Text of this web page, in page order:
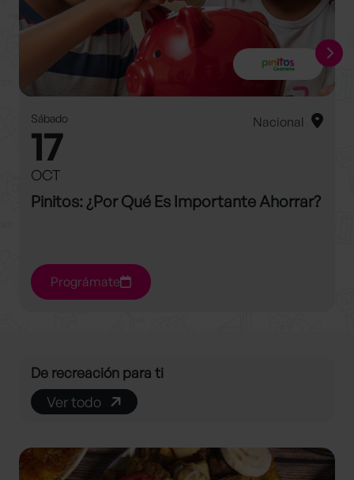
Sábado
17
OCT
Nacional
Pinitos: ¿por Qué Es Importante Ahorrar?
Prográmate
De recreación para ti
Ver todo